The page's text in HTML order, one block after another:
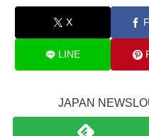
X
LINE
JAPAN